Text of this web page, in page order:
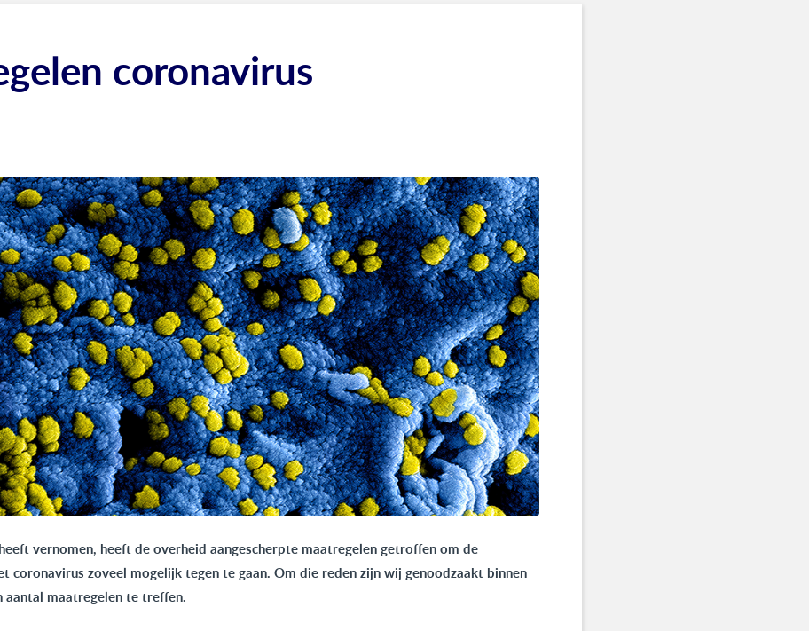
coronavirus
vernomen, heeft de overheid aangescherpte maatregelen getroffen om de
coronavirus zoveel mogelijk tegen te gaan. Om die reden zijn wij genoodzaakt binnen
aantal maatregelen te treffen.